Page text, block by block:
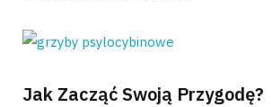
Jak Zacząć Swoją Przygodę?